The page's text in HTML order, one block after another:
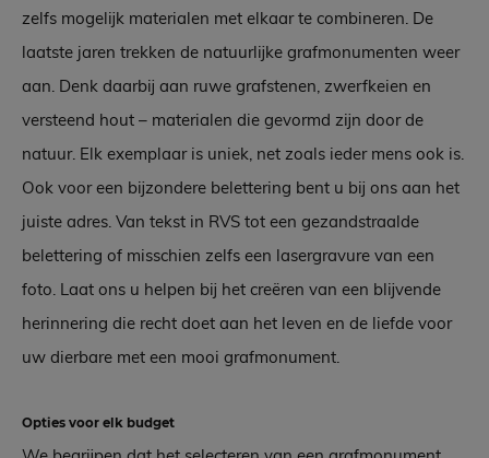
zelfs mogelijk materialen met elkaar te combineren. De
laatste jaren trekken de natuurlijke grafmonumenten weer
aan. Denk daarbij aan ruwe grafstenen, zwerfkeien en
versteend hout – materialen die gevormd zijn door de
natuur. Elk exemplaar is uniek, net zoals ieder mens ook is.
Ook voor een bijzondere belettering bent u bij ons aan het
juiste adres. Van tekst in RVS tot een gezandstraalde
belettering of misschien zelfs een lasergravure van een
foto. Laat ons u helpen bij het creëren van een blijvende
herinnering die recht doet aan het leven en de liefde voor
uw dierbare met een mooi grafmonument.
Opties voor elk budget